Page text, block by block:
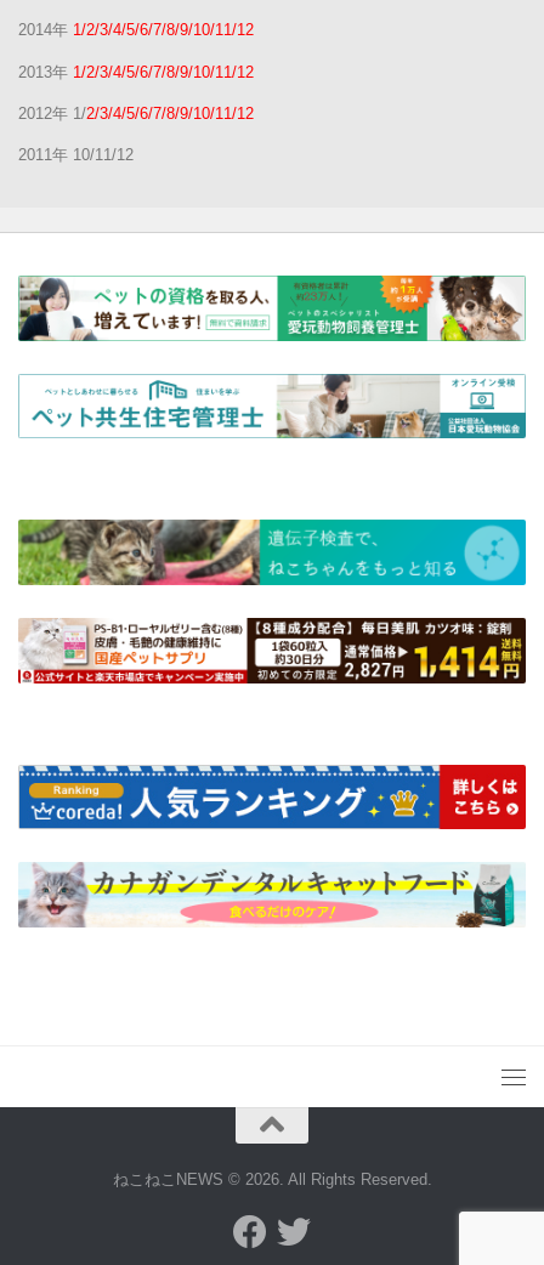
2014年 1/2/3/4/5/6/7/8/9/10/11/12
2013年 1/2/3/4/5/6/7/8/9/10/11/12
2012年 1/2/3/4/5/6/7/8/9/10/11/12
2011年 10/11/12
ねこねこNEWS © 2026. All Rights Reserved.